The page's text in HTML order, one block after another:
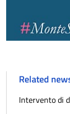
Related
Intervento di